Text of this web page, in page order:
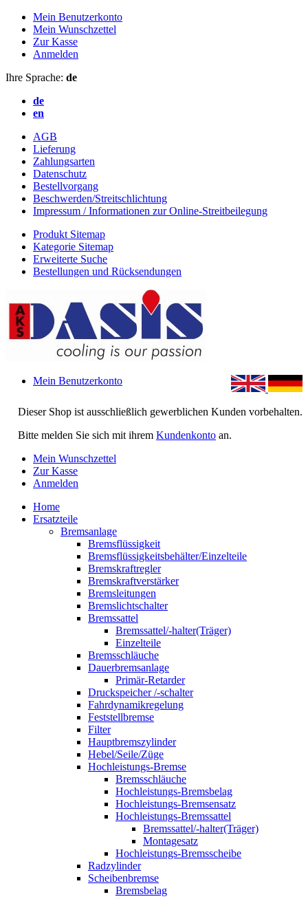
Mein Benutzerkonto
Mein Wunschzettel
Zur Kasse
Anmelden
Ihre Sprache: de
de
en
AGB
Lieferung
Zahlungsarten
Datenschutz
Bestellvorgang
Beschwerden/Streitschlichtung
Impressum / Informationen zur Online-Streitbeilegung
Produkt Sitemap
Kategorie Sitemap
Erweiterte Suche
Bestellungen und Rücksendungen
Dieser Shop ist ausschließlich gewerblichen Kunden vorbehalten.
Bitte melden Sie sich mit ihrem Kundenkonto an.
Mein Benutzerkonto
Mein Wunschzettel
Zur Kasse
Anmelden
Home
Ersatzteile
Bremsanlage
Bremsflüssigkeit
Bremsflüssigkeitsbehälter/Einzelteile
Bremskraftregler
Bremskraftverstärker
Bremsleitungen
Bremslichtschalter
Bremssattel
Bremssattel/-halter(Träger)
Einzelteile
Bremsschläuche
Dauerbremsanlage
Primär-Retarder
Druckspeicher /-schalter
Fahrdynamikregelung
Feststellbremse
Filter
Hauptbremszylinder
Hebel/Seile/Züge
Hochleistungs-Bremse
Bremsschläuche
Hochleistungs-Bremsbelag
Hochleistungs-Bremsensatz
Hochleistungs-Bremssattel
Bremssattel/-halter(Träger)
Montagesatz
Hochleistungs-Bremsscheibe
Radzylinder
Scheibenbremse
Bremsbelag